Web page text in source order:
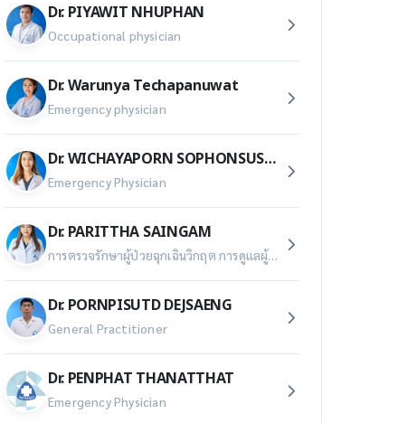
Dr. PIYAWIT NHUPHAN
Occupational physician
Dr. Warunya Techapanuwat
Emergency physician
Dr. WICHAYAPORN SOPHONSUSATHIT
Emergency Physician
Dr. PARITTHA SAINGAM
การตรวจรักษาผู้ป่วยฉุกเฉินวิกฤต การดูแลผู้ป่วยอุบัติเหตุฉุกเฉิน การดูแลผู้ป่วยนอกโรงพยาบาลระหว่างการนำส่ง (EMS / Interfacility transfer)
Dr. PORNPISUTD DEJSAENG
General Practitioner
Dr. PENPHAT THANATTHAT
Emergency Physician